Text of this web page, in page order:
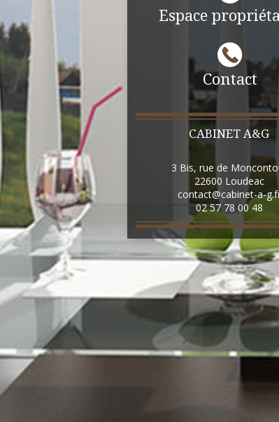
Espace
Contact
CABINET A&G
3 Bis, rue de
22600 Loudeac
contact@cabinet-a-
02 57 78 00 48